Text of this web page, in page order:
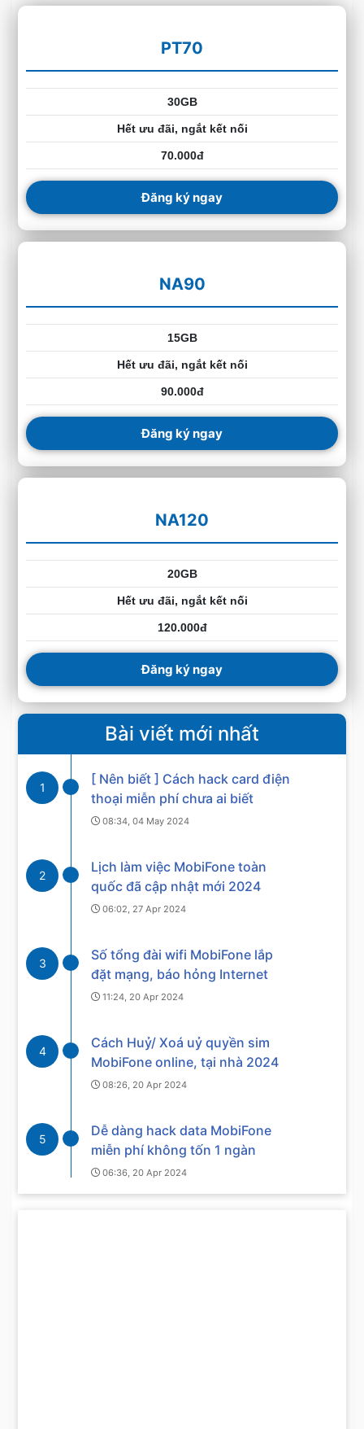
PT70
30GB
Hết ưu đãi, ngắt kết nối
70.000đ
Đăng ký ngay
NA90
15GB
Hết ưu đãi, ngắt kết nối
90.000đ
Đăng ký ngay
NA120
20GB
Hết ưu đãi, ngắt kết nối
120.000đ
Đăng ký ngay
Bài viết mới nhất
1
[ Nên biết ] Cách hack card điện
thoại miễn phí chưa ai biết
08:34, 04 May 2024
2
Lịch làm việc MobiFone toàn
quốc đã cập nhật mới 2024
06:02, 27 Apr 2024
3
Số tổng đài wifi MobiFone lắp
đặt mạng, báo hỏng Internet
11:24, 20 Apr 2024
4
Cách Huỷ/ Xoá uỷ quyền sim
MobiFone online, tại nhà 2024
08:26, 20 Apr 2024
5
Dễ dàng hack data MobiFone
miễn phí không tốn 1 ngàn
06:36, 20 Apr 2024